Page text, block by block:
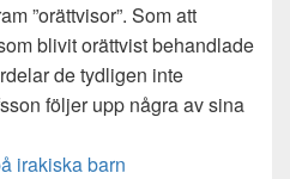
”orättvisor”. Som att
blivit orättvist behandlade
de tydligen inte
följer upp några av sina
irakiska barn